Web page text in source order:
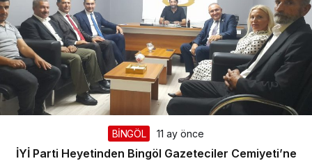
BİNGÖL 11 ay önce
İYİ Parti Heyetinden Bingöl Gazeteciler Cemiyeti’ne